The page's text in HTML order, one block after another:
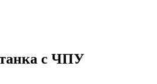
с ЧПУ